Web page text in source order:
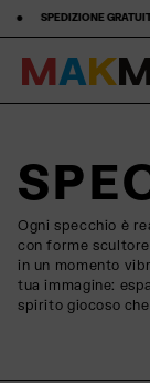
GRATUITA
MAK
Ogni specchio è
con forme
in un momento
tua immagine:
spirito giocoso